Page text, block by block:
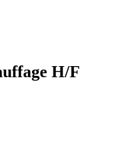
H/F